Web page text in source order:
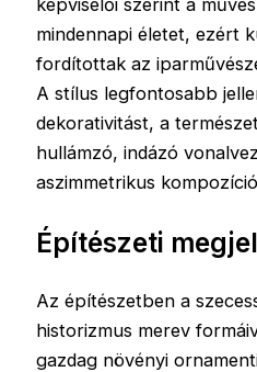
képviselői szerint a
mindennapi életet, ezért
fordítottak az
A stílus legfontosabb
dekorativitást, a
hullámzó, indázó
aszimmetrikus
Építészeti
Az építészetben a
historizmus merev
gazdag növényi